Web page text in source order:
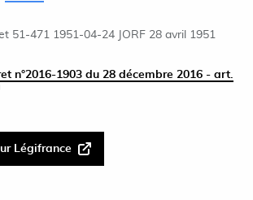
51-471 1951-04-24 JORF 28 avril 1951
n°2016-1903 du 28 décembre 2016 - art.
Légifrance